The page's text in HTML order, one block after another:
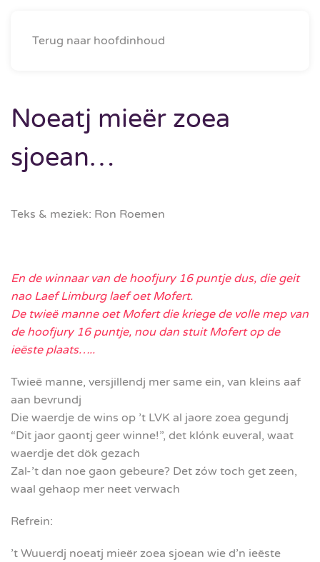
Terug naar hoofdinhoud
Menu
Noeatj mieër zoea
sjoean…
Teks & meziek: Ron Roemen
En de winnaar van de hoofjury 16 puntje dus, die geit
nao Laef Limburg laef oet Mofert.
De twieë manne oet Mofert die kriege de volle mep van
de hoofjury 16 puntje, nou dan stuit Mofert op de
ieëste plaats…..
Twieë manne, versjillendj mer same ein, van kleins aaf
aan bevrundj
Die waerdje de wins op ’t LVK al jaore zoea gegundj
“Dit jaor gaontj geer winne!”, det klónk euveral, waat
waerdje det dök gezach
Zal-’t dan noe gaon gebeure? Det zów toch get zeen,
waal gehaop mer neet verwach
Refrein:
’t Wuuerdj noeatj mieër zoea sjoean wie d’n ieëste